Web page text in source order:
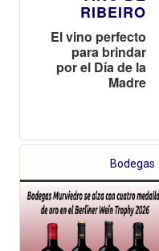
RIBEIRO
El vino perfecto
para brindar
por el Día de la
Madre
Bodegas